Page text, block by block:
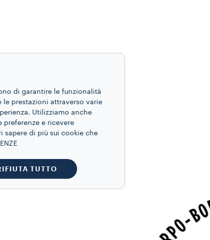
di garantire le funzionalità
le prestazioni attraverso varie
Utilizziamo anche
preferenze e ricevere
sapere di più sui cookie che
TUTTO